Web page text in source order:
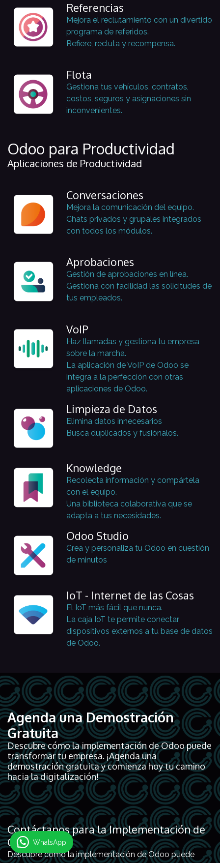
Referencias
Mejora el reclutamiento con un divertido
programa de referidos.
Refiere, recluta y recompensa.
Flota
Gestiona tus vehículos, contratos,
costos, seguros y asignaciones sin
inconvenientes.
Odoo para Productividad
Aplicaciones de Productividad
Conversaciones
Mejora la comunicación del equipo.
Chats privados y grupales integrados
con todos los módulos.
Aprobaciones
Gestión de aprobaciones en línea.
Gestiona con facilidad las solicitudes de
tus empleados.
VoIP
Haz llamadas y gestiona tu empresa
sobre la marcha.
La aplicación de VoIP de Odoo se
integra a la perfección con otras
aplicaciones de Odoo.
Limpieza de Datos
Elimina datos innecesarios
Busca duplicados y fusiónalos.
Knowledge
Recolecta información y compártela
con el equipo.
Una biblioteca colaborativa que se
adapta a tus necesidades.
Odoo Studio
Crea y personaliza tu Odoo en cuestión
de minutos
IoT - Internet de las Cosas
El IoT más fácil que nunca.
La caja IoT te permite conectar
dispositivos externos a tu base de datos
de Odoo.
Agenda una Demostración
Gratuita
Descubre cómo la implementación de Odoo puede
transformar tu empresa. ¡Agenda una
demostración gratuita y comienza hoy tu camino
hacia la digitalización!
Contáctanos para la Implementación de
Odoo
Descubre cómo la implementación de Odoo puede
WhatsApp